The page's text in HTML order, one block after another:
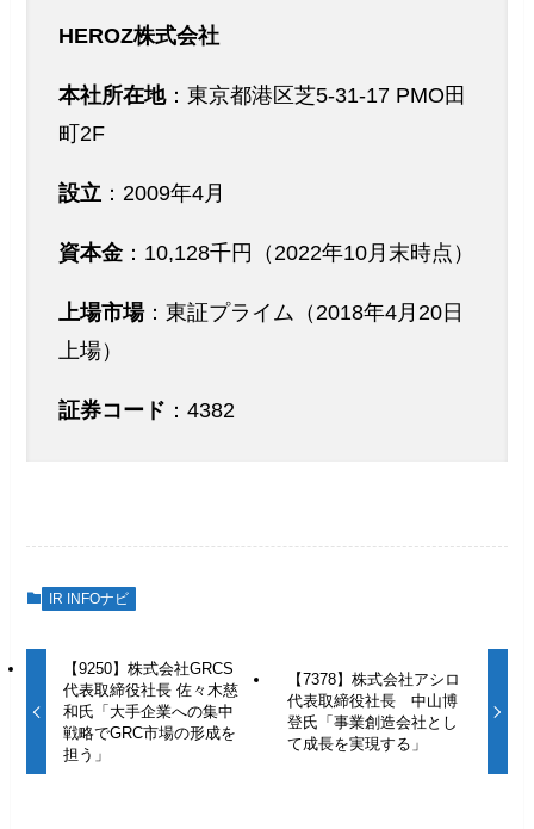
HEROZ株式会社
本社所在地：東京都港区芝5-31-17 PMO田
町2F
設立 ：2009年4月
資本金 ：10,128千円（2022年10月末時点）
上場市場：東証プライム（2018年4月20日
上場）
証券コード ：4382
IR INFOナビ
【9250】株式会社GRCS
代表取締役社長 佐々木慈
和氏「大手企業への集中
戦略でGRC市場の形成を
担う」
【7378】株式会社アシロ
代表取締役社長 中山博
登氏「事業創造会社とし
て成長を実現する」